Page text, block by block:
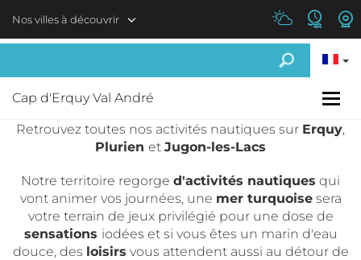
Nos villes à découvrir
Cap d'Erquy Val André
Retrouvez toutes nos activités nautiques sur Erquy,
Plurien et Jugon-les-Lacs
Notre territoire regorge d'activités nautiques qui
vont animer vos journées, une mer turquoisesera
votre terrain de jeux privilégié pour une dose de
sensations iodées et si vous êtes un marin d'eau
douce, des loisirs vous attendent aussi au détour de